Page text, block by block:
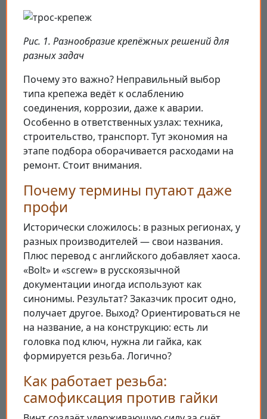
Рис. 1. Разнообразие крепёжных решений для
разных задач
Почему это важно? Неправильный выбор
типа крепежа ведёт к ослаблению
соединения, коррозии, даже к аварии.
Особенно в ответственных узлах: техника,
строительство, транспорт. Тут экономия на
этапе подбора оборачивается расходами на
ремонт. Стоит внимания.
Почему термины путают даже
профи
Исторически сложилось: в разных регионах, у
разных производителей — свои названия.
Плюс перевод с английского добавляет хаоса.
«Bolt» и «screw» в русскоязычной
документации иногда используют как
синонимы. Результат? Заказчик просит одно,
получает другое. Выход? Ориентироваться не
на название, а на конструкцию: есть ли
головка под ключ, нужна ли гайка, как
формируется резьба. Логично?
Как работает резьба:
самофиксация против гайки